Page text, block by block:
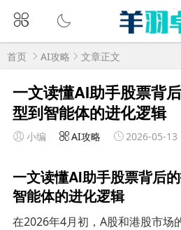
首页 AI攻略 文章正文
一文读懂AI助手股票背
型到智能体的进化逻辑
小编 AI攻略 2026-05-13
一文读懂AI助手股票背后
智能体的进化逻辑
在2026年4月初，A股和港股市场